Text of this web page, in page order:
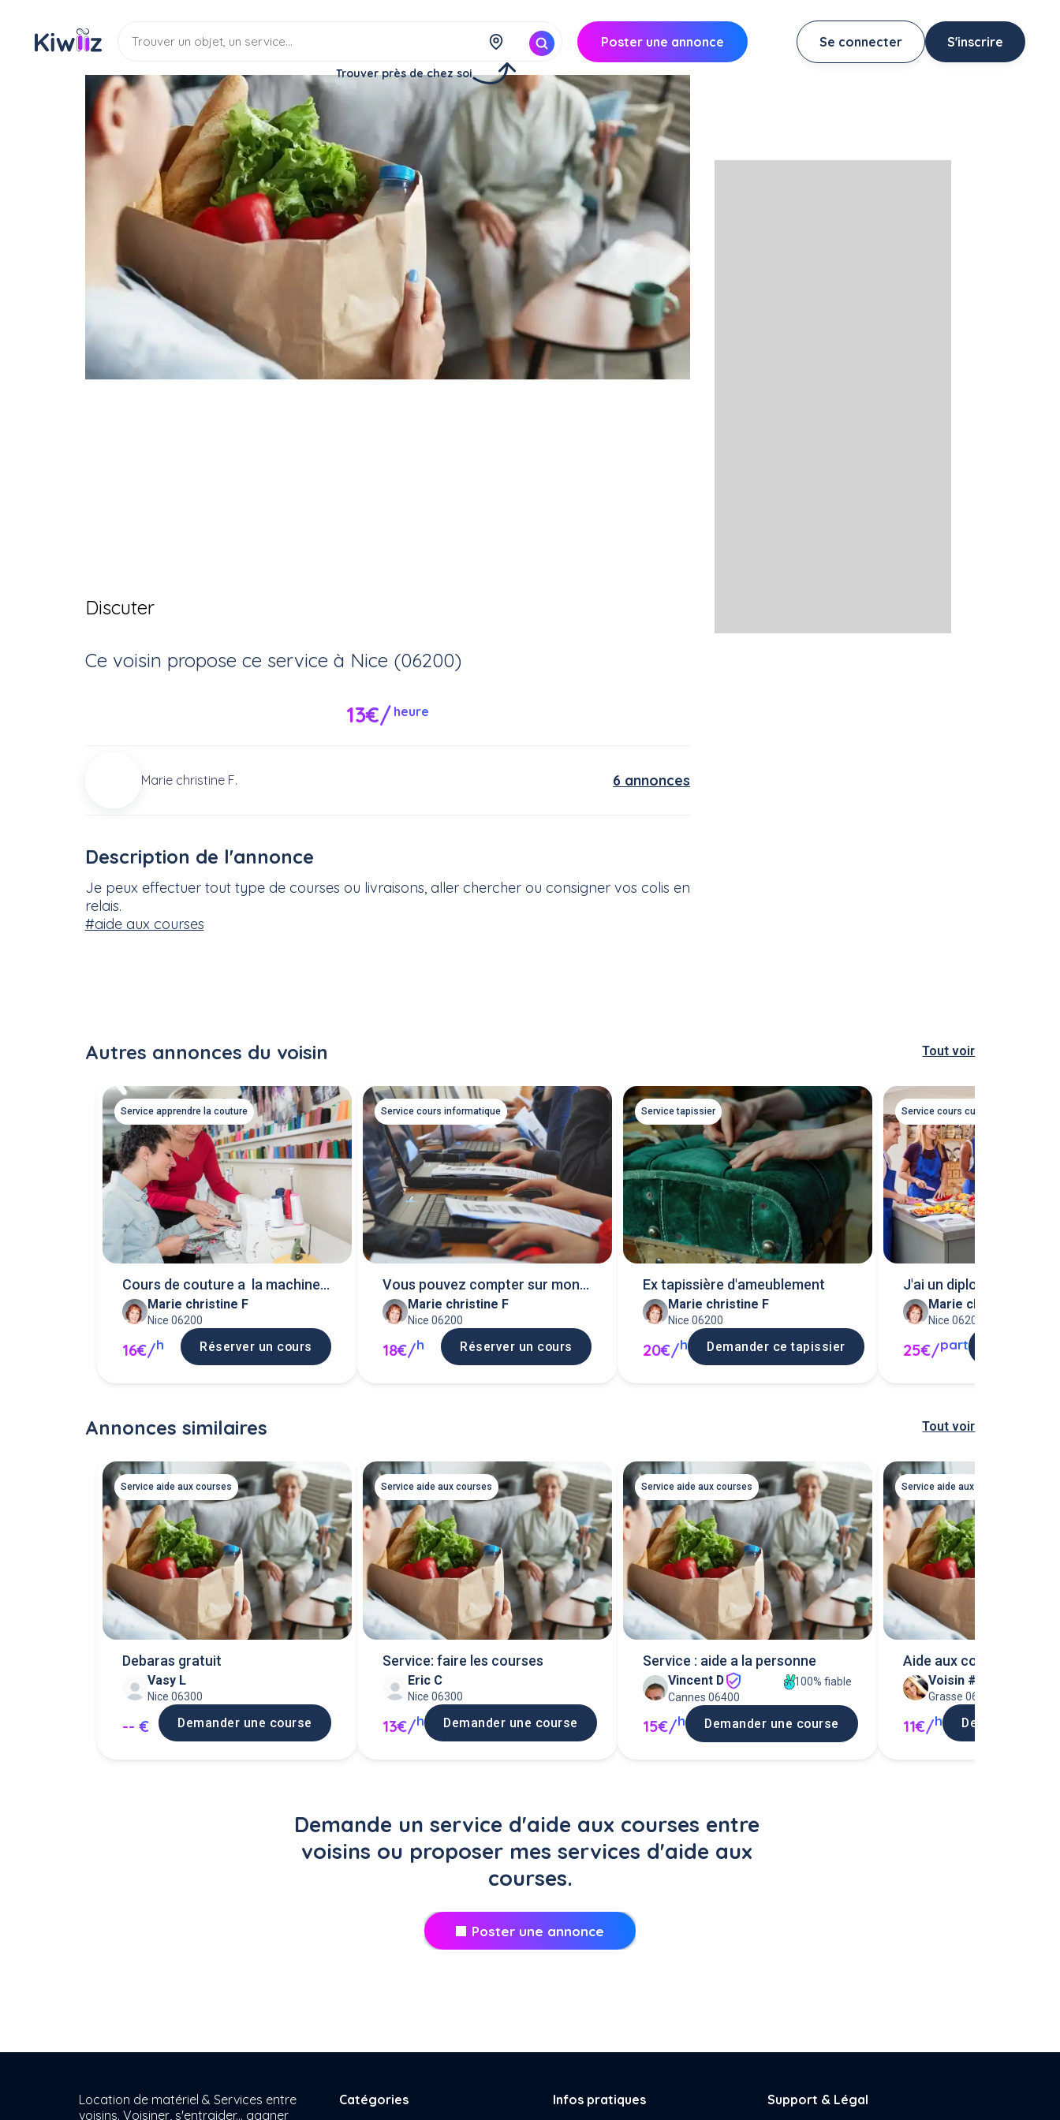
Trouver près de chez soi
Poster une annonce Se connecter S'inscrire
Service Services divers Aide aux courses
Ex travailleur secteur aide à domicile
Service Aide aux courses
Discuter
Ce voisin propose ce service à Nice (06200)
13€/ heure
Marie christine F. 6 annonces
Description de l'annonce
Je peux effectuer tout type de courses ou livraisons, aller chercher ou consigner vos colis en
relais.
#aide aux courses
Autres annonces du voisin Tout voir
Service apprendre la couture
Cours de couture a la machine
et aMarie christine F
Nice 06200
16€/h Réserver un cours
Service cours informatique
Vous pouvez compter sur mon
expérience
Marie christine F
Nice 06200
18€/h Réserver un cours
Service tapissier
Ex tapissière d'ameublement
Marie christine F
Nice 06200
20€/h Demander ce tapissier
Service cours cuisine
J'ai un diplome d'arts
cuisiMarie christine F
Nice 06200
25€/part
Annonces similaires Tout voir
Service aide aux courses
Debaras gratuit
Vasy L
Nice 06300
-- € Demander une course
Service aide aux courses
Service: faire les courses
Eric C
Nice 06300
13€/h Demander une course
Service aide aux courses
Service : aide a la personne
Vincent D
100% fiable
Cannes 06400
15€/h Demander une course
Service aide aux courses
Aide aux courses
Voisin #80273
Grasse 06130
11€/h Demander une
Demande un service d'aide aux courses entre
voisins ou proposer mes services d'aide aux
courses.
Poster une annonce
Location de matériel & Services entre
voisins. Voisiner, s'entraider... gagner
Catégories Infos pratiques Support & Légal